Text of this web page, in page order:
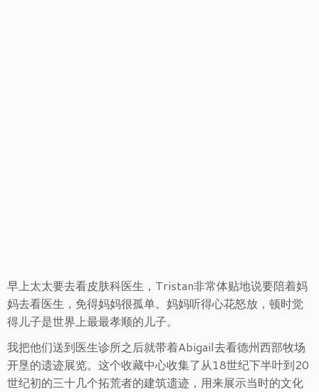
早上太太要去看皮肤科医生，Tristan非常体贴地说要陪着妈
妈去看医生，免得妈妈很孤单。妈妈听得心花怒放，顿时觉
得儿子是世界上最最孝顺的儿子。
我把他们送到医生诊所之后就带着Abigail去看德州西部牧场
开垦的遗迹展览。这个收藏中心收集了从18世纪下半叶到20
世纪初的三十几个拓荒者的建筑遗迹，用来展示当时的文化